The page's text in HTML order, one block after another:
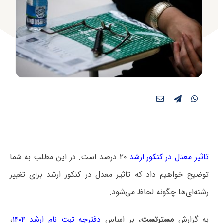
تاثیر معدل در کنکور ارشد
۲۰ درصد است. در این مطلب به شما
توضیح خواهیم داد که تاثیر معدل در کنکور ارشد برای تغییر
رشته‌ای‌ها چگونه لحاظ می‌شود.
به گزارش مسترتست، بر اساس دفترچه ثبت نام ارشد ۱۴۰۴
،